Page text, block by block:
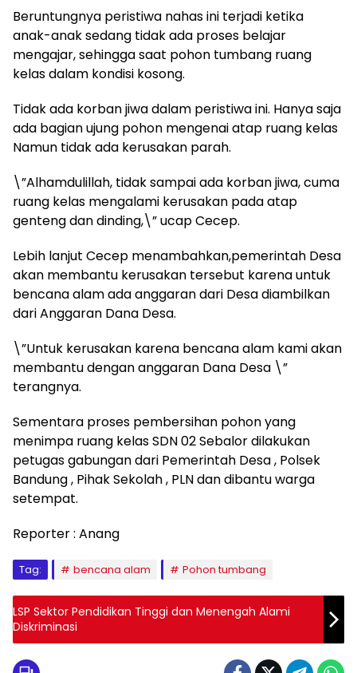
Beruntungnya peristiwa nahas ini terjadi ketika
anak-anak sedang tidak ada proses belajar
mengajar, sehingga saat pohon tumbang ruang
kelas dalam kondisi kosong.
Tidak ada korban jiwa dalam peristiwa ini. Hanya saja
ada bagian ujung pohon mengenai atap ruang kelas
Namun tidak ada kerusakan parah.
\”Alhamdulillah, tidak sampai ada korban jiwa, cuma
ruang kelas mengalami kerusakan pada atap
genteng dan dinding,\” ucap Cecep.
Lebih lanjut Cecep menambahkan,pemerintah Desa
akan membantu kerusakan tersebut karena untuk
bencana alam ada anggaran dari Desa diambilkan
dari Anggaran Dana Desa.
\”Untuk kerusakan karena bencana alam kami akan
membantu dengan anggaran Dana Desa \”
terangnya.
Sementara proses pembersihan pohon yang
menimpa ruang kelas SDN 02 Sebalor dilakukan
petugas gabungan dari Pemerintah Desa , Polsek
Bandung , Pihak Sekolah , PLN dan dibantu warga
setempat.
Reporter : Anang
Tag: bencana alam Pohon tumbang
LSP Sektor Pendidikan Tinggi dan Menengah Alami
Diskriminasi